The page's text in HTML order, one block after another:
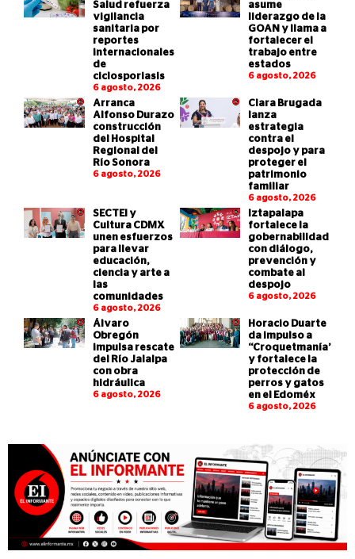
Salud refuerza
vigilancia
sanitaria por
reportes
internacionales
de
ciclosporiasis
6 agosto, 2026
asume
liderazgo de la
GOAN y llama a
fortalecer el
trabajo entre
estados
6 agosto, 2026
Arranca
Alfonso Durazo
construcción
del Hospital
Regional del
Río Sonora
6 agosto, 2026
Clara Brugada
lanza
estrategia
contra el
despojo y para
proteger el
patrimonio
familiar
6 agosto, 2026
SECTEI y
Cultura CDMX
unen esfuerzos
para llevar
educación,
ciencia y arte a
las
comunidades
6 agosto, 2026
Iztapalapa
fortalece la
gobernabilidad
con diálogo,
prevención y
combate al
despojo
6 agosto, 2026
Álvaro
Obregón
impulsa rescate
del Río Jalalpa
con obra
hidráulica
6 agosto, 2026
Horacio Duarte
da impulso a
“Croquetmanía”
y fortalece la
protección de
perros y gatos
en el Edoméx
6 agosto, 2026